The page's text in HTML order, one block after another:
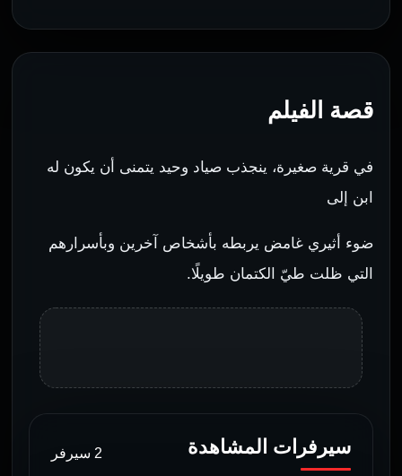
قصة الفيلم
في قرية صغيرة، ينجذب صياد وحيد يتمنى أن يكون له
ابن إلى
ضوء أثيري غامض يربطه بأشخاص آخرين وبأسرارهم
التي ظلت طيّ الكتمان طويلًا.
سيرفرات المشاهدة 2 سيرفر